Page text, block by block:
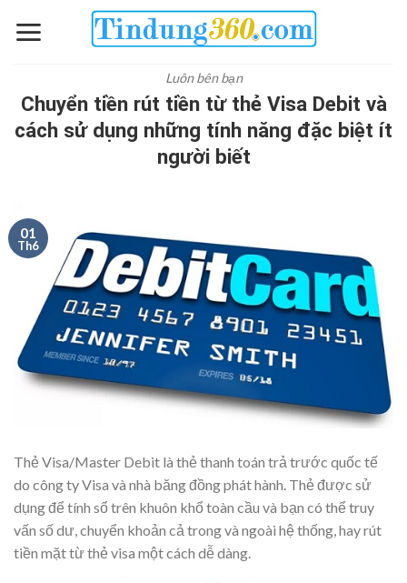
Luôn bên bạn
Chuyển tiền rút tiền từ thẻ Visa Debit và
cách sử dụng những tính năng đặc biệt ít
người biết
01
Th6
Thẻ Visa/Master Debit là thẻ thanh toán trả trước quốc tế
do công tyVisa và nhà băngđồng phát hành. Thẻ được sử
dụng để tính sổtrên khuôn khổtoàn cầu và bạn có thể truy
vấn số dư, chuyển khoản cả trong và ngoài hệ thống, hay rút
tiền mặt từ thẻ visa một cách dễ dàng.